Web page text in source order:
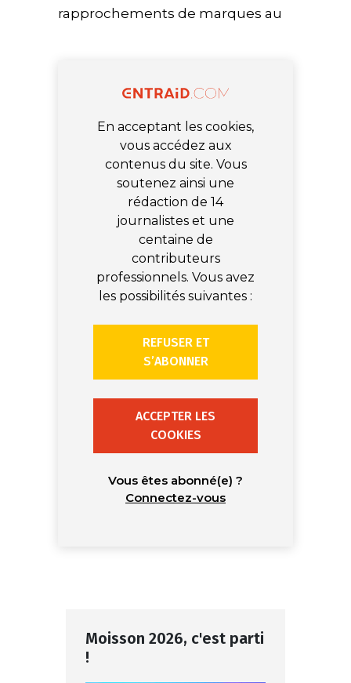
rapprochements de marques au
En acceptant les cookies,
vous accédez aux
contenus du site. Vous
soutenez ainsi une
rédaction de 14
journalistes et une
centaine de
contributeurs
professionnels. Vous avez
les possibilités suivantes :
REFUSER ET
S’ABONNER
ACCEPTER LES
COOKIES
Vous êtes abonné(e) ?
Connectez-vous
Moisson 2026, c'est parti
!